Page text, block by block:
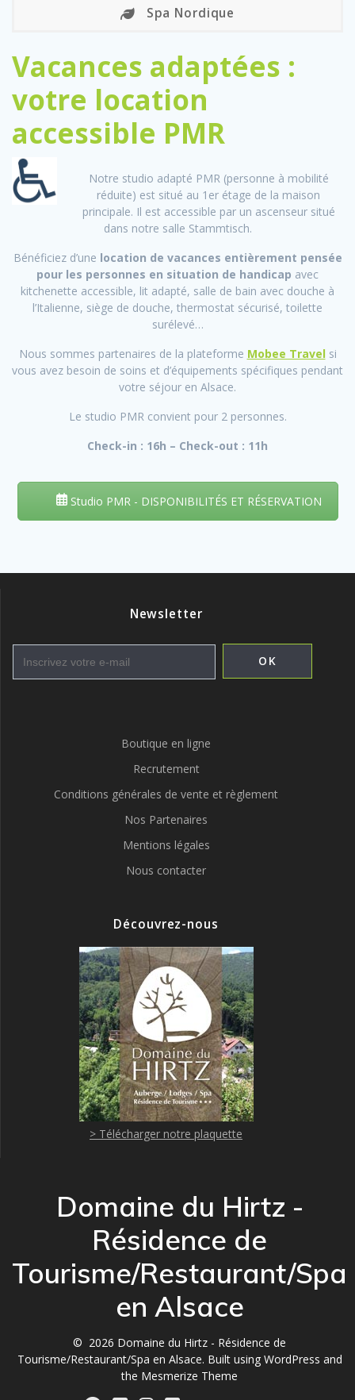
Spa Nordique
Vacances adaptées :
votre location
accessible PMR
Notre studio adapté PMR (personne à mobilité
réduite) est situé au 1er étage de la maison
principale. Il est accessible par un ascenseur situé
dans notre salle Stammtisch.
Bénéficiez d’une location de vacances entièrement pensée
pour les personnes en situation de handicap avec
kitchenette accessible, lit adapté, salle de bain avec douche à
l’Italienne, siège de douche, thermostat sécurisé, toilette
surélevé…
Nous sommes partenaires de la plateforme Mobee Travelsi
vous avez besoin de soins et d’équipements spécifiques pendant
votre séjour en Alsace.
Le studio PMR convient pour 2 personnes.
Check-in : 16h – Check-out : 11h
Studio PMR - DISPONIBILITÉS ET RÉSERVATION
Newsletter
Boutique en ligne
Recrutement
Conditions générales de vente et règlement
Nos Partenaires
Mentions légales
Nous contacter
Découvrez-nous
> Télécharger notre plaquette
Domaine du Hirtz -
Résidence de
Tourisme/Restaurant/Spa
en Alsace
© 2026 Domaine du Hirtz - Résidence de
Tourisme/Restaurant/Spa en Alsace. Built using WordPress and
the Mesmerize Theme